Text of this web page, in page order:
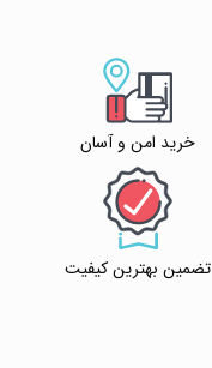
خرید امن و آسان
تضمین بهترین کیفیت